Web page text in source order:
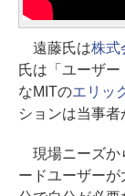
遠藤氏は株式
氏は「ユーザ
なMITのエリッ
ションは当事者
現場ニーズか
ードユーザー